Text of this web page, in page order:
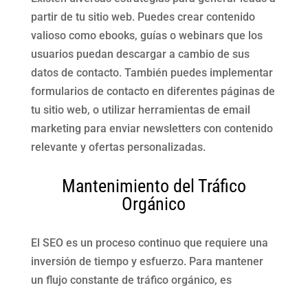
partir de tu sitio web. Puedes crear contenido
valioso como ebooks, guías o webinars que los
usuarios puedan descargar a cambio de sus
datos de contacto. También puedes implementar
formularios de contacto en diferentes páginas de
tu sitio web, o utilizar herramientas de email
marketing para enviar newsletters con contenido
relevante y ofertas personalizadas.
Mantenimiento del Tráfico
Orgánico
El SEO es un proceso continuo que requiere una
inversión de tiempo y esfuerzo. Para mantener
un flujo constante de tráfico orgánico, es